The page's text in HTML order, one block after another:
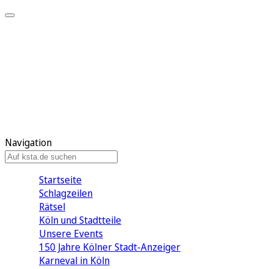
Navigation
Startseite
Schlagzeilen
Rätsel
Köln und Stadtteile
Unsere Events
150 Jahre Kölner Stadt-Anzeiger
Karneval in Köln